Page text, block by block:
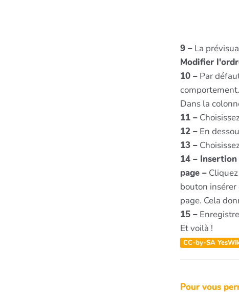
9 – La
Modifier
10 – Par
comportement.
Dans la
11 –
12 – En
13 –
14 – Insertion
page –
bouton insérer
page. Cela
15 –
Et voilà !
CC-by-SA
Pour vous